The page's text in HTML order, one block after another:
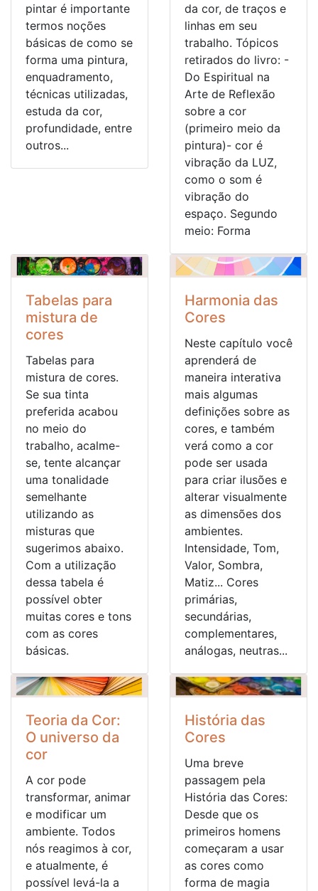
pintar é importante
termos noções
básicas de como se
forma uma pintura,
enquadramento,
técnicas utilizadas,
estuda da cor,
profundidade, entre
outros...
da cor, de traços e
linhas em seu
trabalho. Tópicos
retirados do livro: -
Do Espiritual na
Arte de Reflexão
sobre a cor
(primeiro meio da
pintura)- cor é
vibração da LUZ,
como o som é
vibração do
espaço. Segundo
meio: Forma
Tabelas para
mistura de
cores
Tabelas para
mistura de cores.
Se sua tinta
preferida acabou
no meio do
trabalho, acalme-
se, tente alcançar
uma tonalidade
semelhante
utilizando as
misturas que
sugerimos abaixo.
Com a utilização
dessa tabela é
possível obter
muitas cores e tons
com as cores
básicas.
Harmonia das
Cores
Neste capítulo você
aprenderá de
maneira interativa
mais algumas
definições sobre as
cores, e também
verá como a cor
pode ser usada
para criar ilusões e
alterar visualmente
as dimensões dos
ambientes.
Intensidade, Tom,
Valor, Sombra,
Matiz... Cores
primárias,
secundárias,
complementares,
análogas, neutras...
Teoria da Cor:
O universo da
cor
A cor pode
transformar, animar
e modificar um
ambiente. Todos
nós reagimos à cor,
e atualmente, é
possível levá-la a
História das
Cores
Uma breve
passagem pela
História das Cores:
Desde que os
primeiros homens
começaram a usar
as cores como
forma de magia